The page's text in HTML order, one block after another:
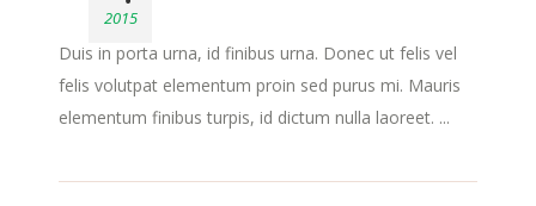
2015
Duis in porta urna, id finibus urna. Donec ut felis vel
felis volutpat elementum proin sed purus mi. Mauris
elementum finibus turpis, id dictum nulla laoreet. ...